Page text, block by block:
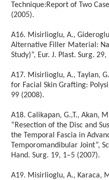
Technique:Report of Two
(2005).
A16. Misirlioglu, A.,
Alternative Filler Material:
Study)”, Eur. J. Plast. Surg.
A17. Misirlioglu, A., Taylan,
for Facial Skin Grafting:
99 (2008).
A18. Calikapan, G.,T., Akan,
“Resection of the Disc and
the Temporal Fascia in
Temporomandibular Joint”,
Hand. Surg. 19, 1–5 (2007).
A19. Misirlioglu, A., Karaca,